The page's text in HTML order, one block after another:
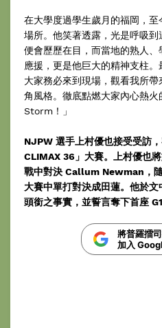
在大學度過學生歲月的福岡，
場所。他笑著透露，光是呼吸
便會歷歷在目，而當地的熟人
應援，更是他巨大的精神支柱
大家務必來到現場，觀看我所
角風格。徹底點燃大家內心熱
Storm！」
NJPW 選手上村優也接受受訪
CLIMAX 36」大賽。上村優也
戰中對決 Callum Newman，
大賽中單打對決成田蓮。他於
頭銜之事實，並誓言奪下首座 G1
將普羅擂
加入